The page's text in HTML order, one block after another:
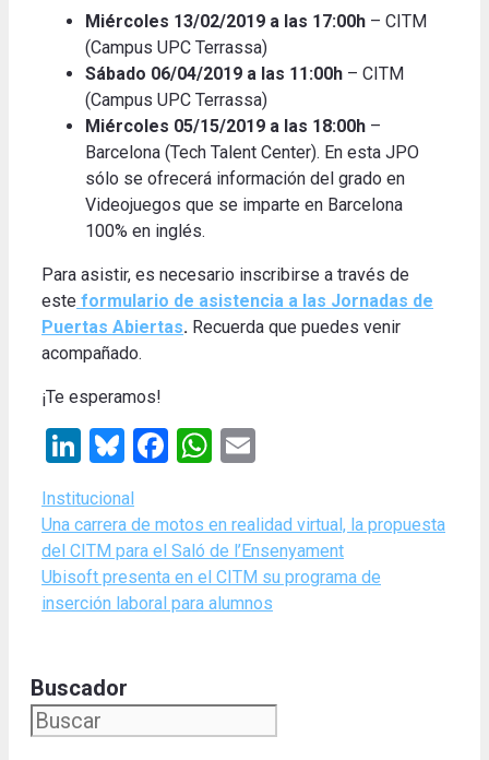
Miércoles 13/02/2019 a las 17:00h – CITM
(Campus UPC Terrassa)
Sábado 06/04/2019 a las 11:00h – CITM
(Campus UPC Terrassa)
Miércoles 05/15/2019 a las 18:00h –
Barcelona (Tech Talent Center). En esta JPO
sólo se ofrecerá información del grado en
Videojuegos que se imparte en Barcelona
100% en inglés.
Para asistir, es necesario inscribirse a través de
este formulario de asistencia a las Jornadas de
Puertas Abiertas. Recuerda que puedes venir
acompañado.
¡Te esperamos!
LinkedIn
Bluesky
Facebook
WhatsApp
Categories
Institucional
Una carrera de motos en realidad virtual, la propuesta
del CITM para el Saló de l’Ensenyament
Ubisoft presenta en el CITM su programa de
inserción laboral para alumnos
Buscador